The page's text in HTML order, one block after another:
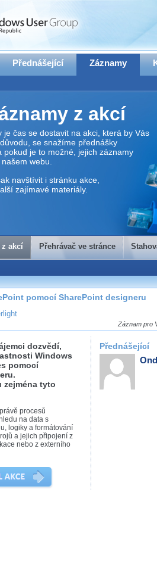
Přednášející Záznamy
z akcí
je čas se dostavit na akci, která by Vás
se snažíme přednášky
pokud je to možné, jejich záznamy
webu.
navštívit i stránku akce,
zajímavé materiály.
ve stránce
webu můžete pohodlně sledovat
s využitím našehoHTML 5nebo
na základě toho, jaké
Váš prohlížeč, který přehrávač
mohli sledovat v nejvyšší
záznamů
sledovat záznamy i v místech,
k internetu, což současný přehrávač
umožňujeme stahování vybraných
máme historicky uložené
vhodný pro stahování,
nenabízíme.
z akcí Přehrávač ve stránce
pomocí SharePoint designeru
Záznam pro
dozvědí,
Windows
pomocí
zejména tyto
procesů
na data s
logiky a formátování
a jejich připojení z
nebo z externího
Přednášející